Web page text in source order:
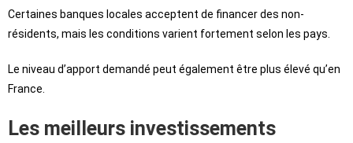
Certaines banques locales acceptent de financer des non-
résidents, mais les conditions varient fortement selon les pays.
Le niveau d’apport demandé peut également être plus élevé qu’en
France.
Les meilleurs investissements